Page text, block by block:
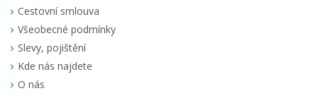
Cestovní smlouva
Všeobecné podmínky
Slevy, pojištění
Kde nás najdete
O nás